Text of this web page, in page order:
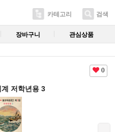
카테고리 검색
장바구니 관심상품
0
저학년용 3